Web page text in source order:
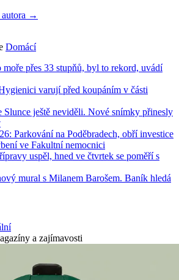
autora →
Domácí
přes 33 stupňů, byl to rekord, uvádí
varují před koupáním v části
Slunce ještě neviděli. Nové snímky přinesly
Parkování na Poděbradech, obří investice
ve Fakultní nemocnici
uspěl, hned ve čtvrtek se poměří s
mural s Milanem Barošem. Baník hledá
a zajímavosti